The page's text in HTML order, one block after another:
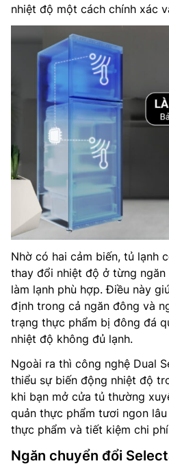
nhiệt độ một cách chính xác
Nhờ có hai cảm biến, tủ lạnh
thay đổi nhiệt độ ở từng
làm lạnh phù hợp. Điều này
định trong cả ngăn đông và
trạng thực phẩm bị đông đá
nhiệt độ không đủ lạnh.
Ngoài ra thì công nghệ Dual
thiểu sự biến động nhiệt độ
khi bạn mở cửa tủ thường
quản thực phẩm tươi ngon
thực phẩm và tiết kiệm chi
Ngăn chuyển đổi